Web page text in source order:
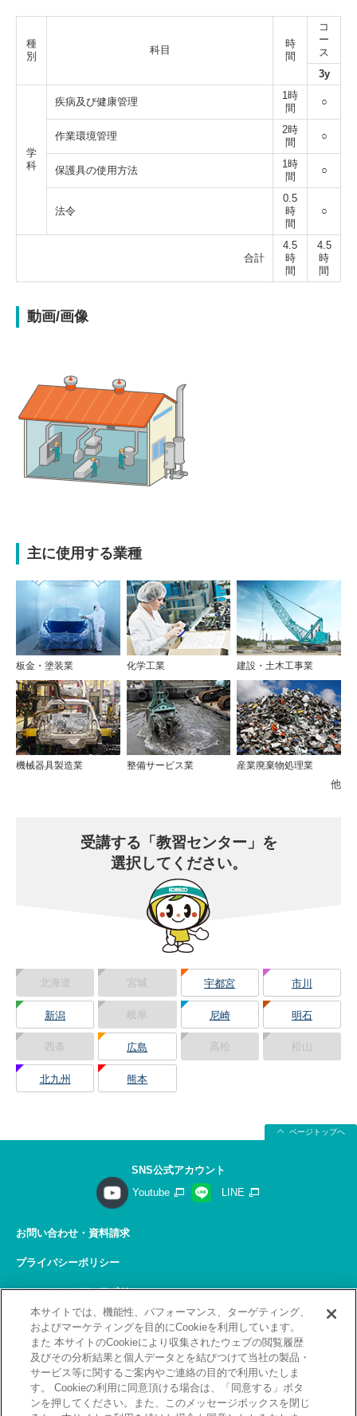
種
別
科目
時
間
コ
ー
ス
3y
学
科
疾病及び健康管理
1時
間
○
作業環境管理
2時
間
○
保護具の使用方法
1時
間
○
法令
0.5
時
間
○
合計
4.5
時
間
4.5
時
間
動画/画像
主に使用する業種
板金・塗装業 化学工業 建設・土木工事業
機械器具製造業 整備サービス業 産業廃棄物処理業
他
受講する 「教習センター」を
選択してください。
北海道 宮城 宇都宮 市川
新潟 岐阜 尼崎 明石
西条 広島 高松 松山
北九州 熊本
ページトップへ
SNS公式アカウント
Youtube
LINE
お問い合わせ・資料請求
プライバシーポリシー
ソーシャルメディアポリシー
サイトの利用について
サイトマップ
関連リンク
採用情報
本サイトでは、機能性、パフォーマンス、ターゲティング、
およびマーケティングを目的にCookieを利用しています。
また 本サイトのCookieにより収集されたウェブの閲覧履歴
及びその分析結果と個人データとを結びつけて当社の製品・
サービス等に関するご案内やご連絡の目的で利用いたしま
す。 Cookieの利用に同意頂ける場合は、「同意する」ボタ
ンを押してください。また、このメッセージボックスを閉じ